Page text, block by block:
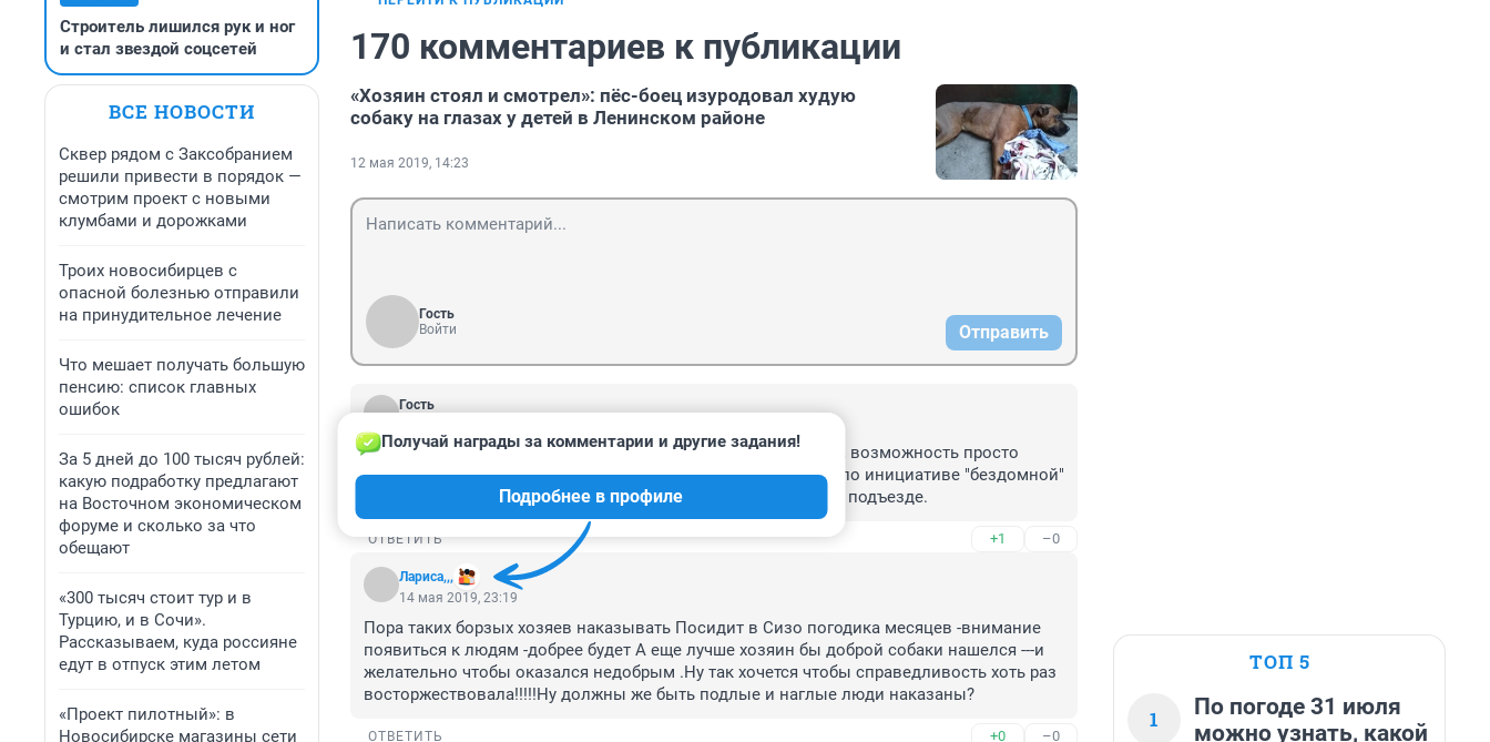
Строитель лишился рук и ног
и стал звездой соцсетей
ВСЕ НОВОСТИ
Сквер рядом с Заксобранием
решили привести в порядок —
смотрим проект с новыми
клумбами и дорожками
Троих новосибирцев с
опасной болезнью отправили
на принудительное лечение
Что мешает получать большую
пенсию: список главных
ошибок
За 5 дней до 100 тысяч рублей:
какую подработку предлагают
на Восточном экономическом
форуме и сколько за что
обещают
«300 тысяч стоит тур и в
Турцию, и в Сочи».
Рассказываем, куда россияне
едут в отпуск этим летом
«Проект пилотный»: в
Новосибирске магазины сети
170 комментариев к публикации
«Хозяин стоял и смотрел»: пёс-боец изуродовал худую
собаку на глазах у детей в Ленинском районе
12 мая 2019, 14:23
Гость
Войти
Отправить
Гость
Собака, как я понял, была на поводке, у второй собаки была возможность просто
пройти мимо и не затевать драку. Значит драка произошла по инициативе "бездомной"
собаки. Если ее хозяева тоже держали ее на поводке, а не в подъезде.
ОТВЕТИТЬ +1 –0
Лариса,,,
Получай награды за комментарии и другие задания!
Подробнее в профиле
14 мая 2019, 23:19
Пора таких борзых хозяев наказывать Посидит в Сизо погодика месяцев -внимание
появиться к людям -добрее будет А еще лучше хозяин бы доброй собаки нашелся ---и
желательно чтобы оказался недобрым .Ну так хочется чтобы справедливость хоть раз
восторжествовала!!!!!Ну должны же быть подлые и наглые люди наказаны?
ОТВЕТИТЬ +0 –0
ТОП 5
1
По погоде 31 июля
можно узнать, какой